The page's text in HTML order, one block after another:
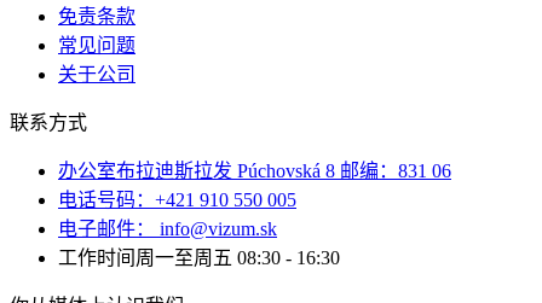
免责条款
常见问题
关于公司
联系方式
办公室布拉迪斯拉发 Púchovská 8 邮编：831 06
电话号码：+421 910 550 005
电子邮件： info@vizum.sk
工作时间周一至周五 08:30 - 16:30